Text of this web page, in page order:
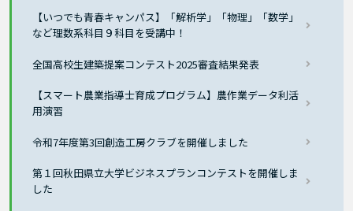
【いつでも青春キャンパス】「解析学」「物理」「数学」
など理数系科目９科目を受講中！
全国高校生建築提案コンテスト2025審査結果発表
【スマート農業指導士育成プログラム】農作業データ利活
用演習
令和7年度第3回創造工房クラブを開催しました
第１回秋田県立大学ビジネスプランコンテストを開催しま
した